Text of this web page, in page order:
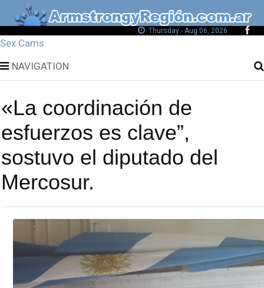
Thursday - Aug 06, 2026
Sex Cams
NAVIGATION
«La coordinación de
esfuerzos es clave”,
sostuvo el diputado del
Mercosur.